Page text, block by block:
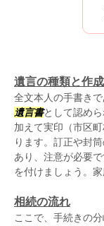
遺言の種類と作
全文本人の手書き
遺言書として認め
加えて実印（市区
ります。訂正や封
あり、注意が必要
を付けましょう。家
相続の流れ
ここで、手続きの分